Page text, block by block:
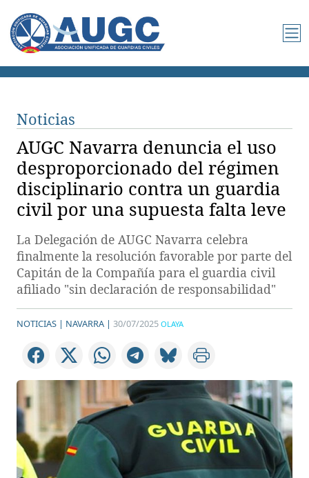
Noticias
AUGC Navarra denuncia el uso
desproporcionado del régimen
disciplinario contra un guardia
civil por una supuesta falta leve
La Delegación de AUGC Navarra celebra
finalmente la resolución favorable por parte del
Capitán de la Compañía para el guardia civil
afiliado "sin declaración de responsabilidad"
NOTICIAS | NAVARRA | 30/07/2025 OLAYA